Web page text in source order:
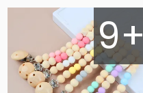
9+